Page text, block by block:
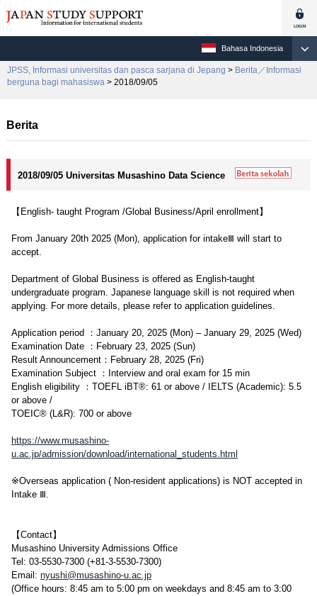
Bahasa Indonesia
JPSS, Informasi universitas dan pasca sarjana di Jepang > Berita／Informasi
berguna bagi mahasiswa > 2018/09/05
Berita
2018/09/05 Universitas Musashino Data Science
【English- taught Program /Global Business/April enrollment】
From January 20th 2025 (Mon), application for intakeⅢ will start to
accept.
Department of Global Business is offered as English-taught
undergraduate program. Japanese language skill is not required when
applying. For more details, please refer to application guidelines.
Application period ：January 20, 2025 (Mon) – January 29, 2025 (Wed)
Examination Date ：February 23, 2025 (Sun)
Result Announcement：February 28, 2025 (Fri)
Examination Subject ：Interview and oral exam for 15 min
English eligibility ：TOEFL iBT®: 61 or above / IELTS (Academic): 5.5
or above /
TOEIC® (L&R): 700 or above
https://www.musashino-
u.ac.jp/admission/download/international_students.html
※Overseas application ( Non-resident applications) is NOT accepted in
Intake Ⅲ.
【Contact】
Musashino University Admissions Office
Tel: 03-5530-7300 (+81-3-5530-7300)
Email: nyushi@musashino-u.ac.jp
(Office hours: 8:45 am to 5:00 pm on weekdays and 8:45 am to 3:00